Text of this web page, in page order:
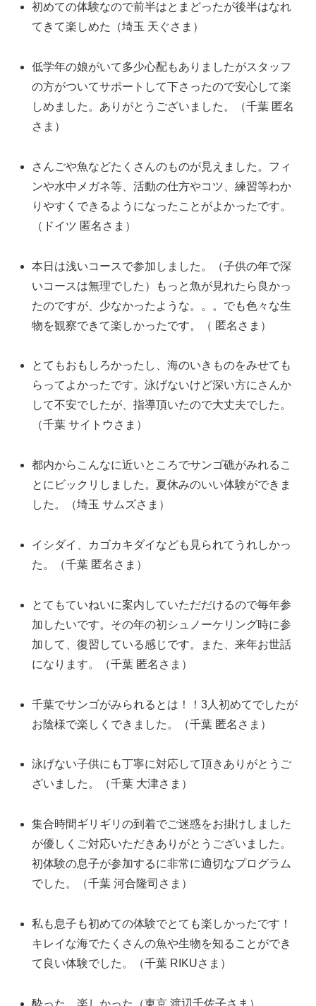
初めての体験なので前半はとまどったが後半はなれ
てきて楽しめた（埼玉 天ぐさま）
低学年の娘がいて多少心配もありましたがスタッフ
の方がついてサポートして下さったので安心して楽
しめました。ありがとうございました。（千葉 匿名
さま）
さんごや魚などたくさんのものが見えました。フィ
ンや水中メガネ等、活動の仕方やコツ、練習等わか
りやすくできるようになったことがよかったです。
（ドイツ 匿名さま）
本日は浅いコースで参加しました。（子供の年で深
いコースは無理でした）もっと魚が見れたら良かっ
たのですが、少なかったような。。。でも色々な生
物を観察できて楽しかったです。（ 匿名さま）
とてもおもしろかったし、海のいきものをみせても
らってよかったです。泳げないけど深い方にさんか
して不安でしたが、指導頂いたので大丈夫でした。
（千葉 サイトウさま）
都内からこんなに近いところでサンゴ礁がみれるこ
とにビックリしました。夏休みのいい体験ができま
した。（埼玉 サムズさま）
イシダイ、カゴカキダイなども見られてうれしかっ
た。（千葉 匿名さま）
とてもていねいに案内していただだけるので毎年参
加したいです。その年の初シュノーケリング時に参
加して、復習している感じです。また、来年お世話
になります。（千葉 匿名さま）
千葉でサンゴがみられるとは！！3人初めてでしたが
お陰様で楽しくできました。（千葉 匿名さま）
泳げない子供にも丁寧に対応して頂きありがとうご
ざいました。（千葉 大津さま）
集合時間ギリギリの到着でご迷惑をお掛けしました
が優しくご対応いただきありがとうございました。
初体験の息子が参加するに非常に適切なプログラム
でした。（千葉 河合隆司さま）
私も息子も初めての体験でとても楽しかったです！
キレイな海でたくさんの魚や生物を知ることができ
て良い体験でした。（千葉 RIKUさま）
酔った 楽しかった（東京 渡辺千佐子さま）